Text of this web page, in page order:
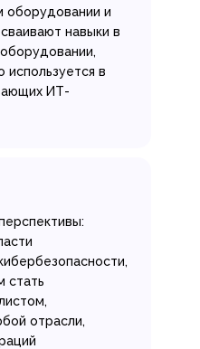
оборудовании и
навыки в
используется в
ИТ-
стать
отрасли,